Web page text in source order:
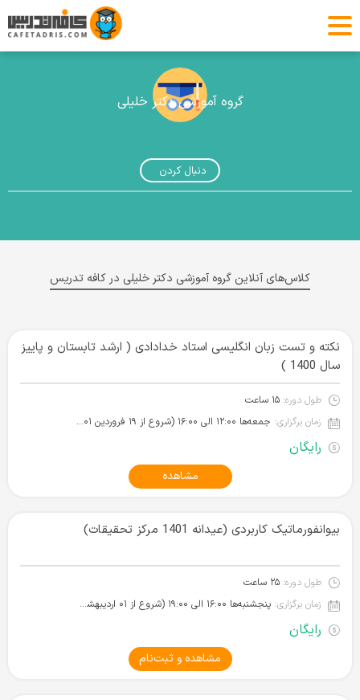
دنبال کردن
گروه آموزشی دکتر خلیلی
کلاس‌های آنلاین گروه آموزشی دکتر خلیلی در کافه تدریس
نکته و تست زبان انگلیسی استاد خدادادی ( ارشد تابستان و پاییز
سال 1400 )
طول دوره: ۱۵ ساعت
زمان برگزاری:
جمعه‌ها ۱۲:۰۰ الی ۱۶:۰۰ (شروع از ۱۹ فروردین ۱۴۰۱)
رایگان
مشاهده
بیوانفورماتیک کاربردی (عیدانه 1401 مرکز تحقیقات)
طول دوره: ۲۵ ساعت
زمان برگزاری:
پنجشنبه‌ها ۱۶:۰۰ الی ۱۹:۰۰ (شروع از ۰۱ اردیبهشت ۱۴۰۱)
رایگان
مشاهده و ثبت‌نام